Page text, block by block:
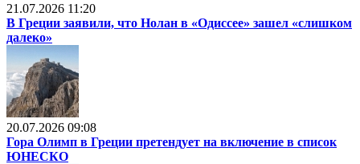
21.07.2026 11:20
В Греции заявили, что Нолан в «Одиссее» зашел «слишком
далеко»
20.07.2026 09:08
Гора Олимп в Греции претендует на включение в список
ЮНЕСКО